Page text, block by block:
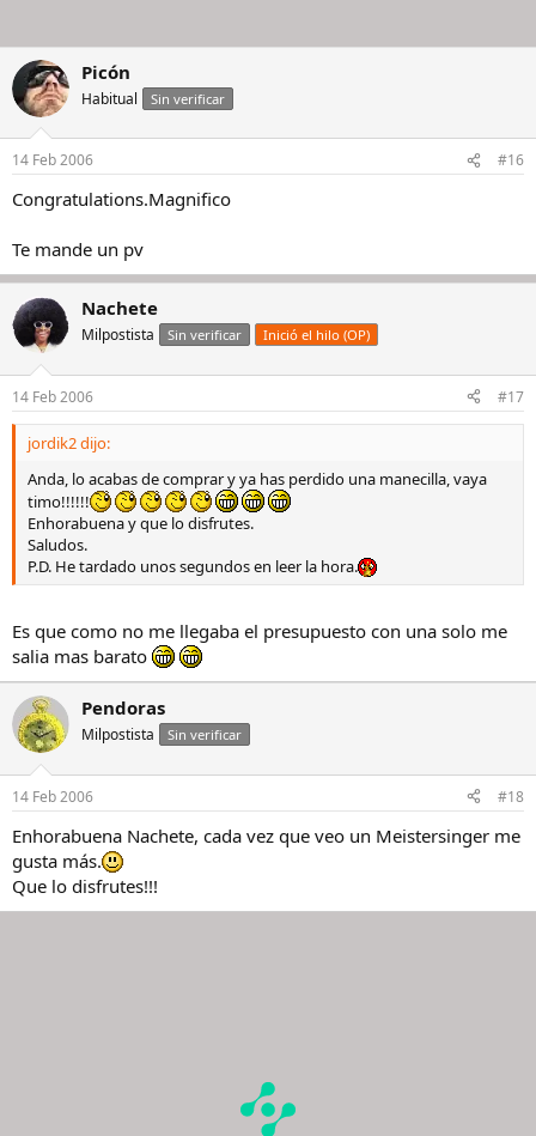
Picón
Habitual Sin verificar
14 Feb 2006 #16
Congratulations.Magnifico
Te mande un pv
Nachete
Milpostista Sin verificar Inició el hilo (OP)
14 Feb 2006 #17
jordik2 dijo:
Anda, lo acabas de comprar y ya has perdido una manecilla, vaya
timo!!!!!!
Enhorabuena y que lo disfrutes.
Saludos.
P.D. He tardado unos segundos en leer la hora.
Es que como no me llegaba el presupuesto con una solo me
salia mas barato
Pendoras
Milpostista Sin verificar
14 Feb 2006 #18
Enhorabuena Nachete, cada vez que veo un Meistersinger me
gusta más.
Que lo disfrutes!!!